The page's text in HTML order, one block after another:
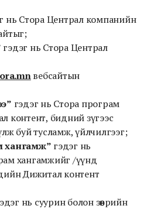
нь Стора Централ компанийн
гэдэг нь Стора Централ
вебсайтын
гэдэг нь Стора програм
контент, бидний зүгээс
буй тусламж, үйлчилгээг;
хангамж” гэдэг нь
хангамжийг /үүнд
Дижитал контент
нь суурин болон зөөврийн